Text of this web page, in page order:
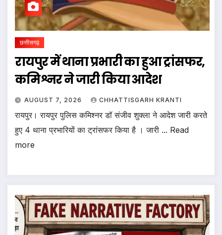
छत्तीसगढ़
रायपुर में थाना प्रभारी का हुआ ट्रांसफर,
कमिश्नर ने जारी किया आदेश
AUGUST 7, 2026 CHHATTISGARH KRANTI
रायपुर। रायपुर पुलिस कमिश्नर डॉ संजीव शुक्ला ने आदेश जारी करते
हुए 4 थाना प्रभारियों का ट्रांसफर किया है । जारी ... Read
more